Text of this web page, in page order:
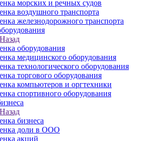
морских и речных судов
воздушного транспорта
железнодорожного транспорта
Назад
оборудования
медицинского оборудования
технологического оборудования
торгового оборудования
компьютеров и оргтехники
спортивного оборудования
Назад
бизнеса
доли в ООО
акций